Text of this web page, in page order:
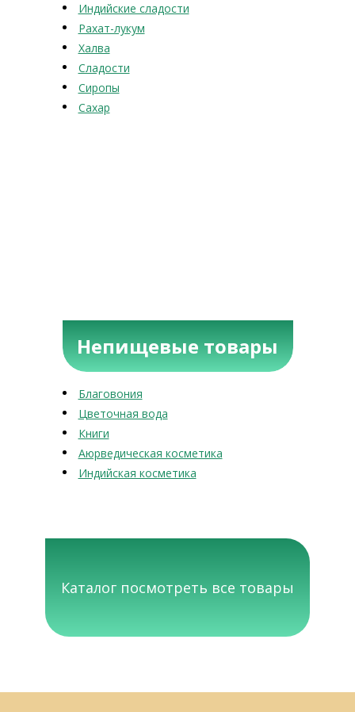
Индийские сладости
Рахат-лукум
Халва
Сладости
Сиропы
Сахар
Непищевые товары
Благовония
Цветочная вода
Книги
Аюрведическая косметика
Индийская косметика
Каталог посмотреть все товары